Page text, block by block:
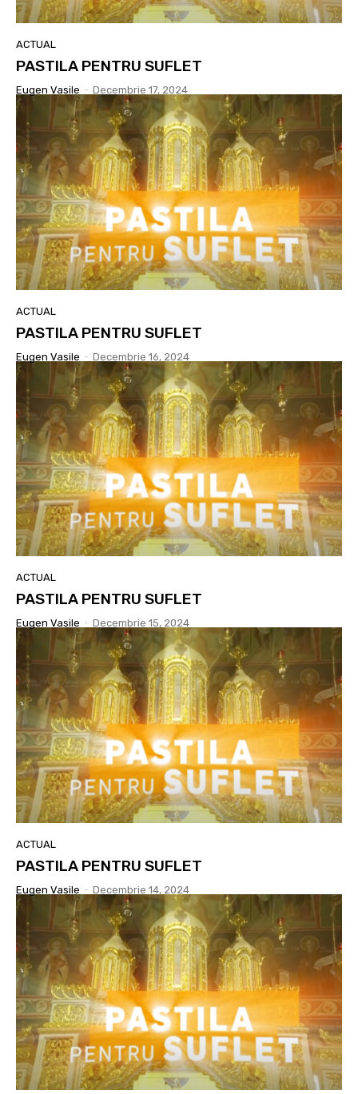
ACTUAL
PASTILA PENTRU SUFLET
Eugen Vasile - Decembrie 17, 2024
ACTUAL
PASTILA PENTRU SUFLET
Eugen Vasile - Decembrie 16, 2024
ACTUAL
PASTILA PENTRU SUFLET
Eugen Vasile - Decembrie 15, 2024
ACTUAL
PASTILA PENTRU SUFLET
Eugen Vasile - Decembrie 14, 2024